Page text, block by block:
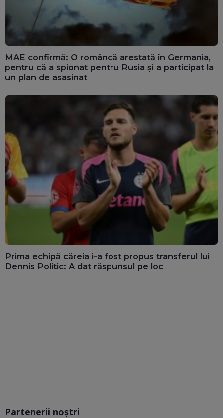
MAE confirmă: O româncă arestată în Germania,
pentru că a spionat pentru Rusia și a participat la
un plan de asasinat
Prima echipă căreia i-a fost propus transferul lui
Dennis Politic: A dat răspunsul pe loc
Partenerii noștri